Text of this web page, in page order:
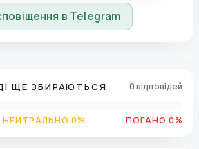
в Telegram
ЩЕ ЗБИРАЮТЬСЯ 0 відповідей
НЕЙТРАЛЬНО 0% ПОГАНО 0%